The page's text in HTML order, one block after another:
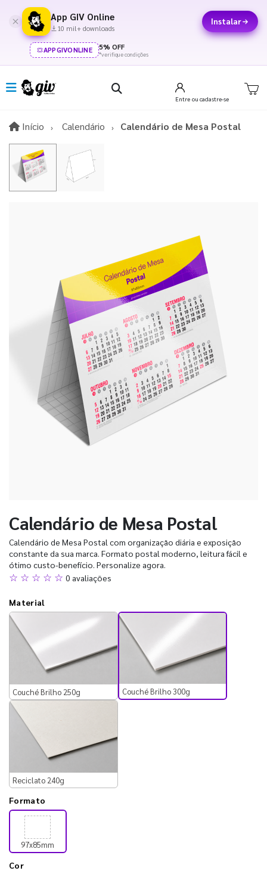
App GIV Online
10 mil+ downloads
Instalar
APPGIVONLINE 5% OFF
*verifique condições
Entre ou cadastre-se
Início InícioCalendário Calendário de Mesa Postal
Calendário de Mesa Postal
Calendário de Mesa Postal com organização diária e exposição
constante da sua marca. Formato postal moderno, leitura fácil e
ótimo custo-benefício. Personalize agora.
☆ ☆ ☆ ☆ ☆ 0 avaliações
Material
Couché Brilho 250g Couché Brilho 300g
Reciclato 240g
Formato
97x85mm
Cor